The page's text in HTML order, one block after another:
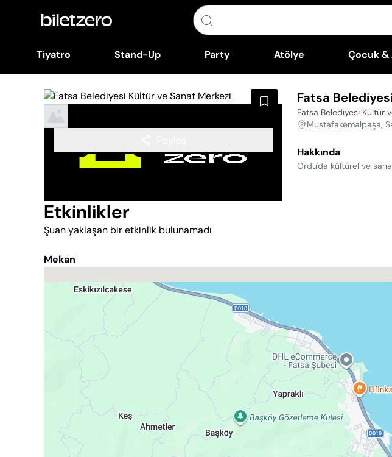
Tiyatro Stand-Up Party Atölye Çocuk &
Fatsa
Fatsa Belediyesi Kültür
Mustafakemalpaşa,
Etkinlikler
Şuan yaklaşan bir etkinlik bulunamadı
Hakkında
Ordu'da kültürel ve
Mekan